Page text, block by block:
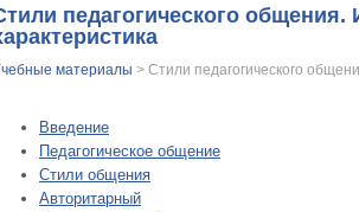
педагогического
материалы > Стили педагогического
Введение
Педагогическое общение
Стили общения
Авторитарный